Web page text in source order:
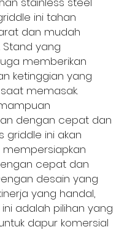
ini tahan
dan mudah
Stand yang
memberikan
ketinggian yang
memasak.
dengan cepat dan
griddle ini akan
cepat dan
desain yang
yang handal,
adalah pilihan yang
dapur komersial